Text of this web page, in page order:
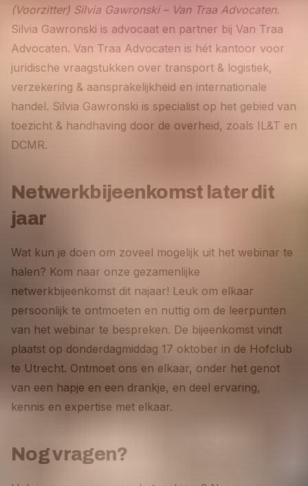
(Voorzitter) Silvia Gawronski – Van Traa Advocaten.
Silvia Gawronski is advocaat en partner bij Van Traa
Advocaten. Van Traa Advocaten is hét kantoor voor
juridische vraagstukken over transport & logistiek,
verzekering & aansprakelijkheid en internationale
handel. Silvia Gawronski is specialist op het gebied van
toezicht & handhaving door de overheid, zoals IL&T en
DCMR.
Netwerkbijeenkomst later dit
jaar
Wat kun je doen om zoveel mogelijk uit het webinar te
halen? Kom naar onze gezamenlijke
netwerkbijeenkomst dit najaar! Leuk om elkaar
persoonlijk te ontmoeten en nuttig om de leerpunten
van het webinar te bespreken. De bijeenkomst vindt
plaatst op donderdagmiddag 17 oktober in de Hofclub
te Utrecht. Ontmoet ons en elkaar, onder het genot
van een hapje en een drankje, en deel ervaring,
kennis en expertise met elkaar.
Nog vragen?